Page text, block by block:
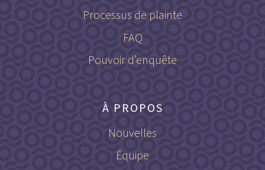
Processus de plainte
FAQ
Pouvoir d’enquête
À PROPOS
Nouvelles
Équipe